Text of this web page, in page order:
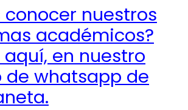
conocer nuestros
académicos?
aquí, en nuestro
de whatsapp de